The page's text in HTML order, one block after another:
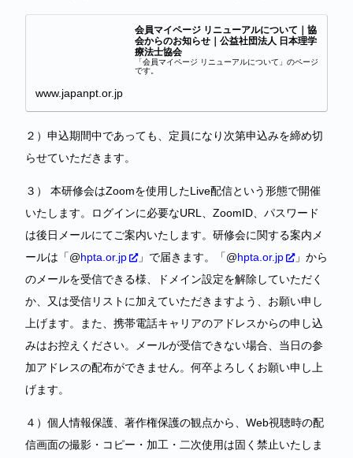
会員マイページ リニューアルについて｜協
会からのお知らせ｜公益社団法人 日本理学
療法士協会
「会員マイページ リニューアルについて」のページ
です。
www.japanpt.or.jp
２）申込期間中であっても、定員になり次第申込みを締め切
らせていただきます。
３） 本研修会はZoomを使用したLive配信という形態で開催
いたします。ログインに必要なURL、ZoomID、パスワード
は後日メールにてご案内いたします。研修会に関する案内メ
ールは「@hpta.or.jp 」で届きます。「@hpta.or.jp
」から
のメールを受信できる様、ドメイン設定を解除していただく
か、又は受信リストに加えていただきますよう、お願い申し
上げます。また、携帯電話キャリアのアドレスからの申し込
みはお控えください。メールが受信できない場合、当日の参
加アドレスの配布ができません。何卒よろしくお願い申し上
げます。
４）個人情報保護、著作権保護の観点から、Web視聴時の配
信画面の撮影・コピー・加工・二次使用は固く禁止いたしま